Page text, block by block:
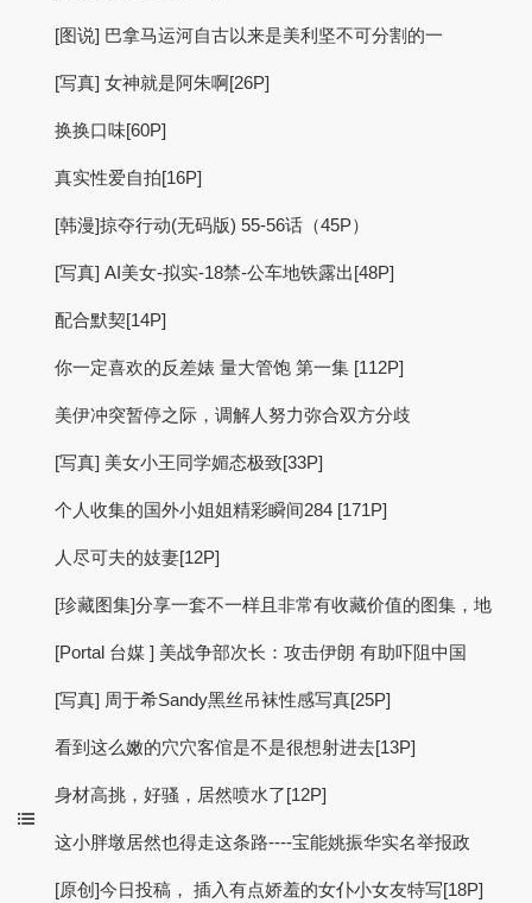
[图说] 巴拿马运河自古以来是美利坚不可分割的一
[写真] 女神就是阿朱啊[26P]
换换口味[60P]
真实性爱自拍[16P]
[韩漫]掠夺行动(无码版) 55-56话（45P）
[写真] AI美女-拟实-18禁-公车地铁露出[48P]
配合默契[14P]
你一定喜欢的反差婊 量大管饱 第一集 [112P]
美伊冲突暂停之际，调解人努力弥合双方分歧
[写真] 美女小王同学媚态极致[33P]
个人收集的国外小姐姐精彩瞬间284 [171P]
人尽可夫的妓妻[12P]
[珍藏图集]分享一套不一样且非常有收藏价值的图集，地
[Portal 台媒 ] 美战争部次长：攻击伊朗 有助吓阻中国
[写真] 周于希Sandy黑丝吊袜性感写真[25P]
看到这么嫩的穴穴客倌是不是很想射进去[13P]
身材高挑，好骚，居然喷水了[12P]
这小胖墩居然也得走这条路----宝能姚振华实名举报政
[原创]今日投稿， 插入有点娇羞的女仆小女友特写[18P]